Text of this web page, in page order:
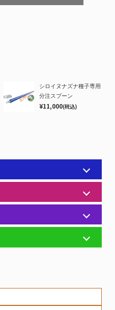
シロイヌナズナ種子専用
分注スプーン
¥11,000(税込)